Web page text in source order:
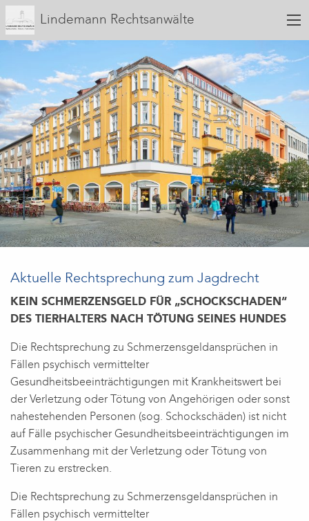
Lindemann Rechtsanwälte
Aktuelle Rechtsprechung zum Jagdrecht
KEIN SCHMERZENSGELD FÜR „SCHOCKSCHADEN“
DES TIERHALTERS NACH TÖTUNG SEINES HUNDES
Die Rechtsprechung zu Schmerzensgeldansprüchen in
Fällen psychisch vermittelter
Gesundheitsbeeinträchtigungen mit Krankheitswert bei
der Verletzung oder Tötung von Angehörigen oder sonst
nahestehenden Personen (sog. Schockschäden) ist nicht
auf Fälle psychischer Gesundheitsbeeinträchtigungen im
Zusammenhang mit der Verletzung oder Tötung von
Tieren zu erstrecken.
Die Rechtsprechung zu Schmerzensgeldansprüchen in
Fällen psychisch vermittelter